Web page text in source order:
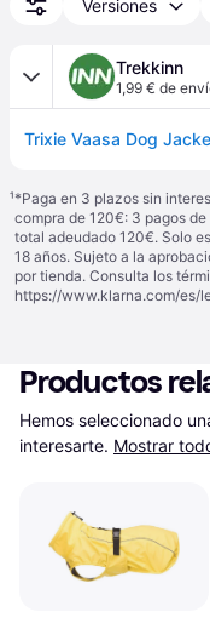
Versiones
Trekkinn
1,99 € de
¹*Paga en 3 plazos sin
compra de 120€: 3 pagos
total adeudado 120€. Solo
18 años. Sujeto a la
por tienda. Consulta los
https://www.klarna.com/es/
Productos
Hemos seleccionado
interesarte. Mostrar